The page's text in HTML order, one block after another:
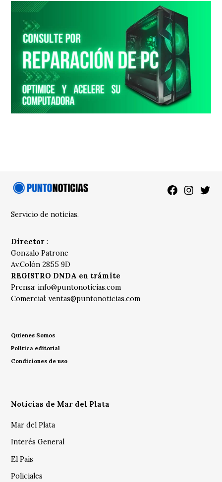
Facebook
Servicio de noticias.
Director :
Gonzalo Patrone
Av.Colón 2855 9D
REGISTRO DNDA en trámite
Prensa: info@puntonoticias.com
Comercial:ventas@puntonoticias.com
Quienes Somos
Política editorial
Condiciones de uso
Noticias de Mar del Plata
Mar del Plata
Interés General
El País
Policiales